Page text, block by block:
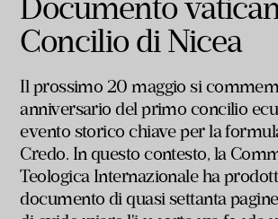
Concilio di Nicea
Il prossimo 20 maggio si
anniversario del primo concilio
evento storico chiave per la
Credo. In questo contesto, la
Teologica Internazionale ha
documento di quasi settanta